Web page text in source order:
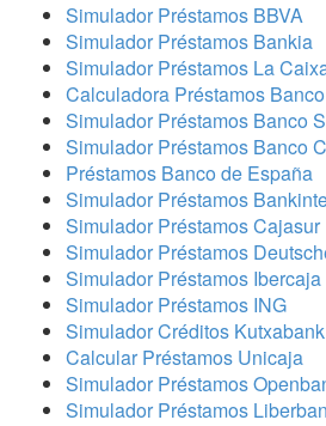
Simulador Préstamos BBVA
Simulador Préstamos Bankia
Simulador Préstamos La
Calculadora Préstamos
Simulador Préstamos Banco
Simulador Préstamos Banco
Préstamos Banco de España
Simulador Préstamos
Simulador Préstamos Cajasur
Simulador Préstamos
Simulador Préstamos Ibercaja
Simulador Préstamos ING
Simulador Créditos Kutxabank
Calcular Préstamos Unicaja
Simulador Préstamos
Simulador Préstamos